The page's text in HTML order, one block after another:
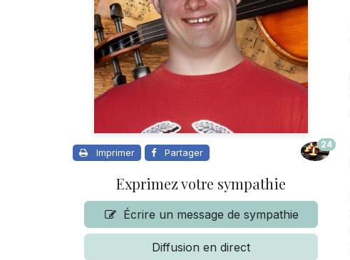
Imprimer Partager
24
Exprimez votre sympathie
Écrire un message de sympathie
Diffusion en direct